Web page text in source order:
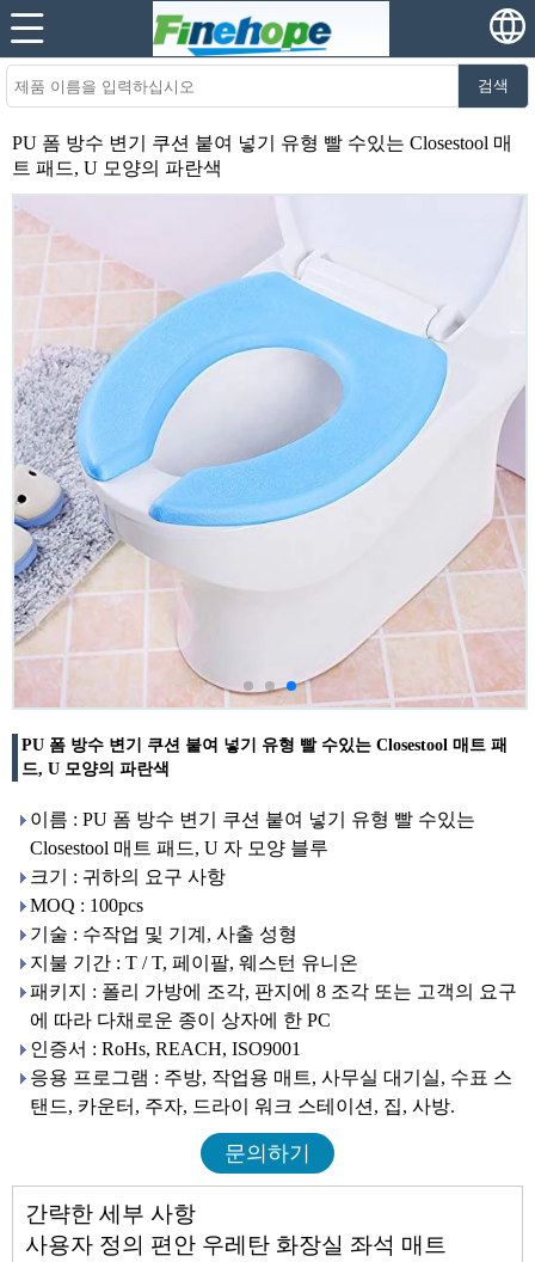
검색
PU 폼 방수 변기 쿠션 붙여 넣기 유형 빨 수있는 Closestool 매
트 패드, U 모양의 파란색
PU 폼 방수 변기 쿠션 붙여 넣기 유형 빨 수있는 Closestool 매트 패
드, U 모양의 파란색
이름 : PU 폼 방수 변기 쿠션 붙여 넣기 유형 빨 수있는
Closestool 매트 패드, U 자 모양 블루
크기 : 귀하의 요구 사항
MOQ : 100pcs
기술 : 수작업 및 기계, 사출 성형
지불 기간 : T / T, 페이팔, 웨스턴 유니온
패키지 : 폴리 가방에 조각, 판지에 8 조각 또는 고객의 요구
에 따라 다채로운 종이 상자에 한 PC
인증서 : RoHs, REACH, ISO9001
응용 프로그램 : 주방, 작업용 매트, 사무실 대기실, 수표 스
탠드, 카운터, 주자, 드라이 워크 스테이션, 집, 사방.
문의하기
간략한 세부 사항
사용자 정의 편안 우레탄 화장실 좌석 매트